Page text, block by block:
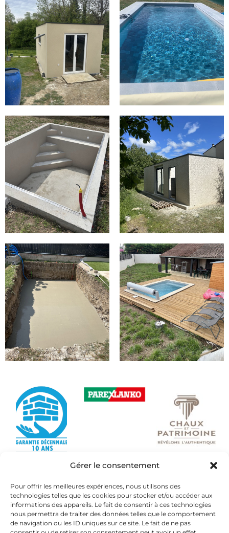
Gérer le consentement
Pour offrir les meilleures expériences, nous utilisons des
technologies telles que les cookies pour stocker et/ou accéder aux
informations des appareils. Le fait de consentir à ces technologies
nous permettra de traiter des données telles que le comportement
de navigation ou les ID uniques sur ce site. Le fait de ne pas